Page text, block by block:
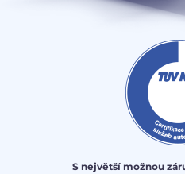
S největší možnou